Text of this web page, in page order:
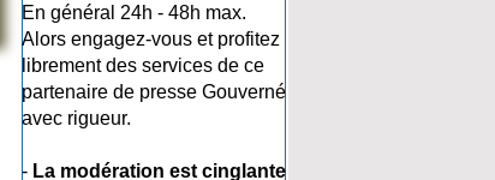
En général 24h - 48h max.
Alors engagez-vous et profitez
librement des services de ce
partenaire de presse Gouverné
avec rigueur.
- La modération est cinglante